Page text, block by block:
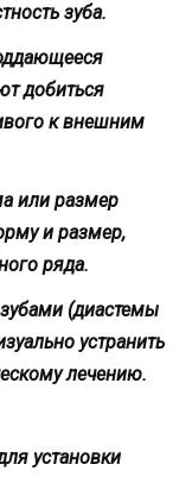
зуба.
добиться
к внешним
или размер
и размер,
ряда.
(диастемы
устранить
лечению.
установки